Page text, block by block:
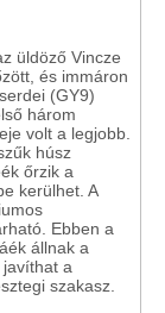
üldöző Vincze
és immáron
(GY9)
három
volt a legjobb.
húsz
őrzik a
kerülhet. A
Ebben a
állnak a
a
szakasz.